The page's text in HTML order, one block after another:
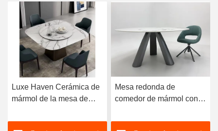
Luxe Haven Cerámica de
mármol de la mesa de
de la mesa de comedor de
Mesa redonda de
comedor de mármol con
8 plazas Mesa de